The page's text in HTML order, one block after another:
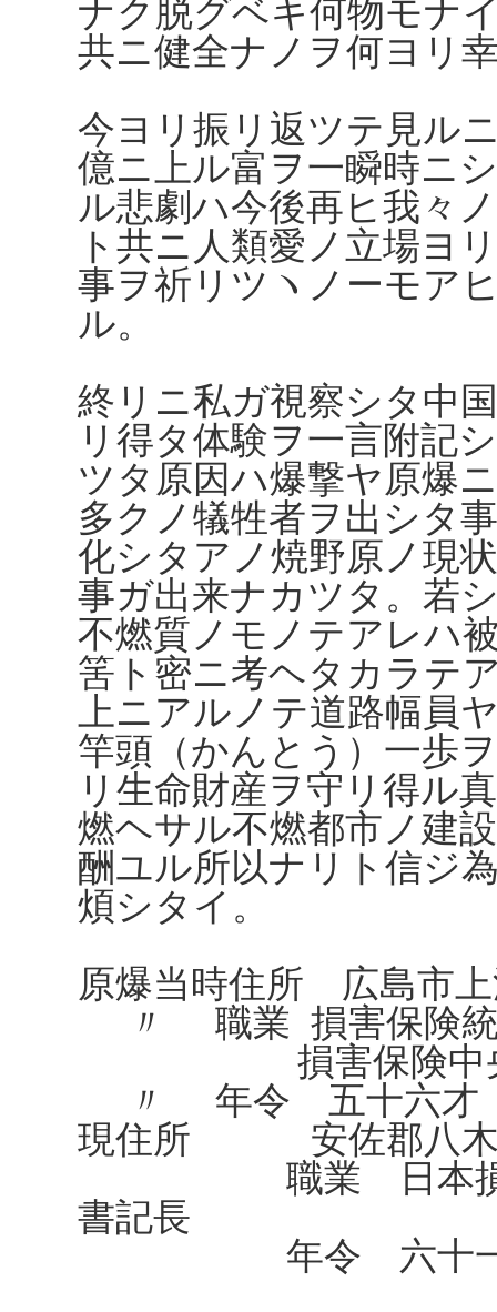
ナク脱グベキ何物モナ
共ニ健全ナノヲ何ヨリ
今ヨリ振リ返ツテ見ル
億ニ上ル富ヲ一瞬時ニ
ル悲劇ハ今後再ヒ我々
ト共ニ人類愛ノ立場ヨ
事ヲ祈リツヽノーモア
ル。
終リニ私ガ視察シタ中
リ得タ体験ヲ一言附記
ツタ原因ハ爆撃ヤ原爆
多クノ犠牲者ヲ出シタ
化シタアノ焼野原ノ現
事ガ出来ナカツタ。若
不燃質ノモノテアレハ
筈ト密ニ考ヘタカラテ
上ニアルノテ道路幅員
竿頭（かんとう）一歩
リ生命財産ヲ守リ得ル
燃ヘサル不燃都市ノ建
酬ユル所以ナリト信ジ
煩シタイ。
原爆当時住所 広島市
〃 職業 損害保険統
損害保険中央会
〃 年令 五十六才
現住所 安佐郡八木
職業 日本損害保
書記長
年令 六十一